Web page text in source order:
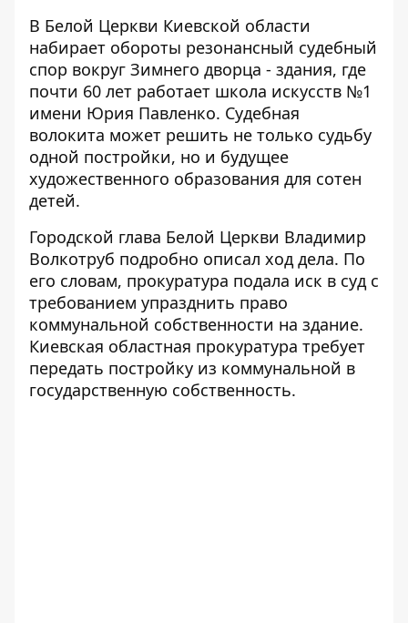
В Белой Церкви Киевской области
набирает обороты резонансный судебный
спор вокруг Зимнего дворца - здания, где
почти 60 лет работает школа искусств №1
имени Юрия Павленко. Судебная
волокита может решить не только судьбу
одной постройки, но и будущее
художественного образования для сотен
детей.
Городской глава Белой Церкви Владимир
Волкотруб подробно описал ход дела. По
его словам, прокуратура подала иск в суд с
требованием упразднить право
коммунальной собственности на здание.
Киевская областная прокуратура требует
передать постройку из коммунальной в
государственную собственность.